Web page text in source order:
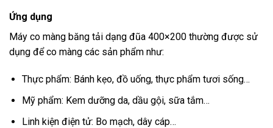
Ứng dụng
Máy co màng băng tải dạng đũa 400×200 thường được sử
dụng để co màng các sản phẩm như:
Thực phẩm: Bánh kẹo, đồ uống, thực phẩm tươi sống…
Mỹ phẩm: Kem dưỡng da, dầu gội, sữa tắm…
Linh kiện điện tử: Bo mạch, dây cáp…